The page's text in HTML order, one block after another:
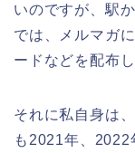
いのですが、駅
では、メルマガ
ードなどを配布
それに私自身は
も2021年、2022